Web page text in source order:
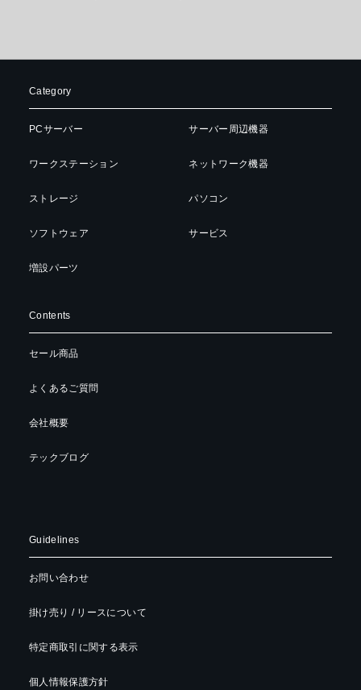
Category
PCサーバー
ワークステーション
ストレージ
ソフトウェア
増設パーツ
サーバー周辺機器
ネットワーク機器
パソコン
サービス
Contents
セール商品
よくあるご質問
会社概要
テックブログ
Guidelines
お問い合わせ
掛け売り / リースについて
特定商取引に関する表示
個人情報保護方針